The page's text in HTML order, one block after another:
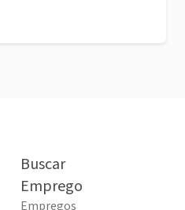
Buscar
Emprego
Empregos